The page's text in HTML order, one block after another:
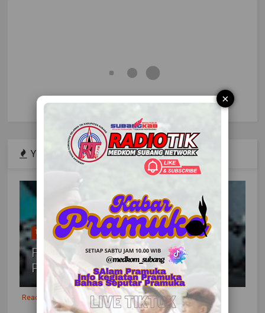
YEAR POPULAR
1
FESTIK KE 10 TAHUN 2022
PONTIANAK
Readmore
×